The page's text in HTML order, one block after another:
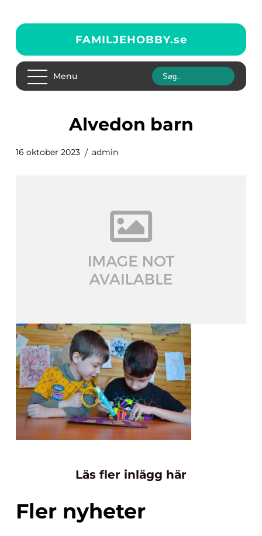
FAMILJEHOBBY.se
Menu
alvedon barn
16 oktober 2023 admin
Läs fler inlägg här
Fler nyheter